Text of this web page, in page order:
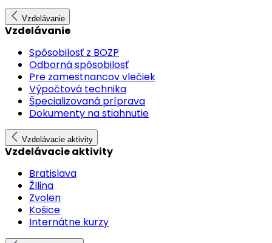
Vzdelávanie
Vzdelávanie
Spôsobilosť z BOZP
Odborná spôsobilosť
Pre zamestnancov vlečiek
Výpočtová technika
Špecializovaná príprava
Dokumenty na stiahnutie
Vzdelávacie aktivity
Vzdelávacie aktivity
Bratislava
ŽIlina
Zvolen
Košice
Internátne kurzy